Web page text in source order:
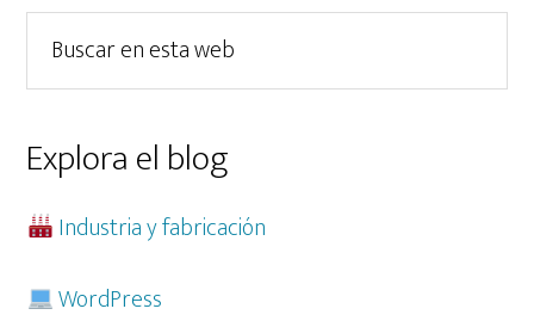
principal
esta
web
Explora el blog
Industria y fabricación
WordPress